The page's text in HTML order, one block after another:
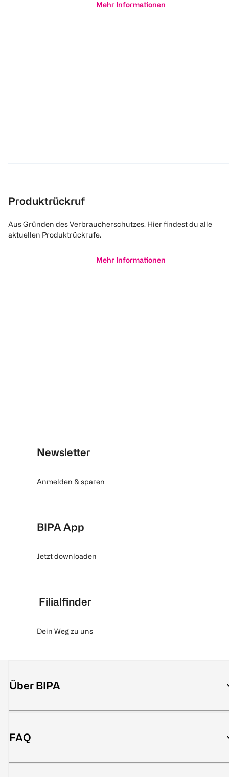
Mehr Informationen
Produktrückruf
Aus Gründen des Verbraucherschutzes. Hier findest du alle
aktuellen Produktrückrufe.
Mehr Informationen
Newsletter
Anmelden & sparen
BIPA App
Jetzt downloaden
Filialfinder
Dein Weg zu uns
Über BIPA
FAQ